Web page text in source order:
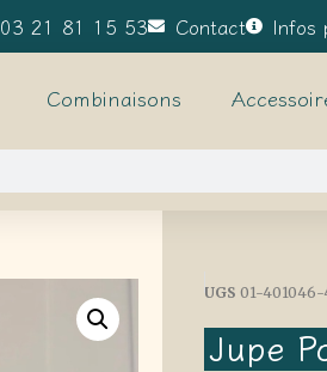
03 21 81 15 53 Contact Infos
Combinaisons
UGS 01-401046-
Jupe